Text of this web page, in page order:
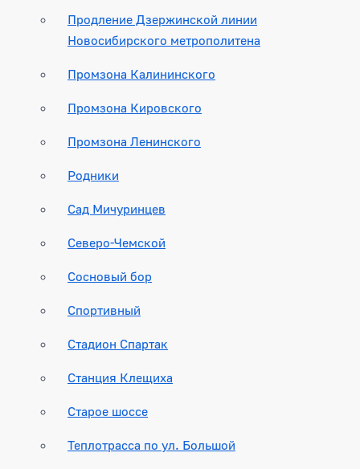
Продление Дзержинской линии
Новосибирского метрополитена
Промзона Калининского
Промзона Кировского
Промзона Ленинского
Родники
Сад Мичуринцев
Северо-Чемской
Сосновый бор
Спортивный
Стадион Спартак
Станция Клещиха
Старое шоссе
Теплотрасса по ул. Большой